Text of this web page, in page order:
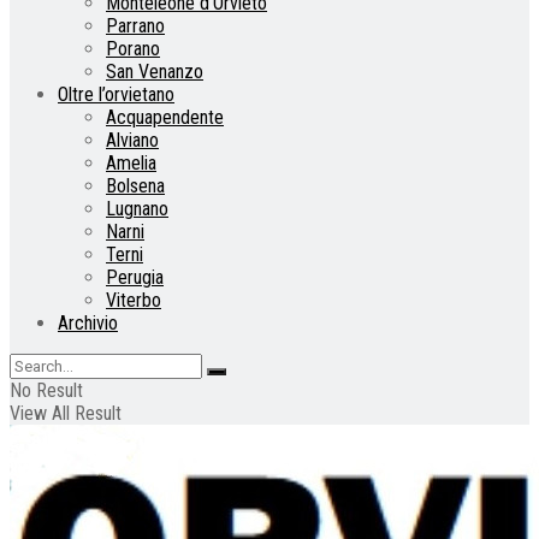
Parrano
Porano
San Venanzo
Oltre l’orvietano
Acquapendente
Alviano
Amelia
Bolsena
Lugnano
Narni
Terni
Perugia
Viterbo
Archivio
No Result
View All Result